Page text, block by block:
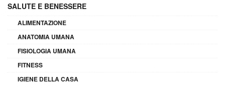
SALUTE E BENESSERE
ALIMENTAZIONE
ANATOMIA UMANA
FISIOLOGIA UMANA
FITNESS
IGIENE DELLA CASA